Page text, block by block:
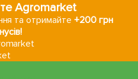
Agromarket
та отримайте+200 грн